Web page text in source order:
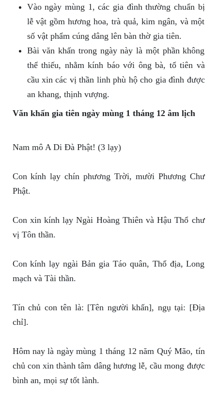
Vào ngày mùng 1, các gia đình thường chuẩn bị
lễ vật gồm hương hoa, trà quả, kim ngân, và một
số vật phẩm cúng dâng lên bàn thờ gia tiên.
Bài văn khấn trong ngày này là một phần không
thể thiếu, nhằm kính báo với ông bà, tổ tiên và
cầu xin các vị thần linh phù hộ cho gia đình được
an khang, thịnh vượng.
Văn khấn gia tiên ngày mùng 1 tháng 12 âm lịch
Nam mô A Di Đà Phật! (3 lạy)
Con kính lạy chín phương Trời, mười Phương Chư
Phật.
Con xin kính lạy Ngài Hoàng Thiên và Hậu Thổ chư
vị Tôn thần.
Con kính lạy ngài Bản gia Táo quân, Thổ địa, Long
mạch và Tài thần.
Tín chủ con tên là: [Tên người khấn], ngụ tại: [Địa
chỉ].
Hôm nay là ngày mùng 1 tháng 12 năm Quý Mão, tín
chủ con xin thành tâm dâng hương lễ, cầu mong được
bình an, mọi sự tốt lành.